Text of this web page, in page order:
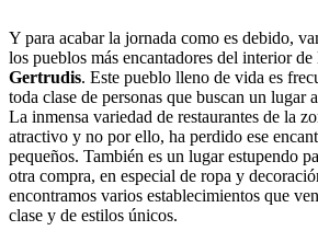
Y para acabar la jornada como es debido,
los pueblos más encantadores del interior de
Gertrudis. Este pueblo lleno de vida es
toda clase de personas que buscan un lugar
La inmensa variedad de restaurantes de la
atractivo y no por ello, ha perdido ese
pequeños. También es un lugar estupendo
otra compra, en especial de ropa y
encontramos varios establecimientos que
clase y de estilos únicos.